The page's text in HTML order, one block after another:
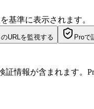
基準に表示されます。
のURLを監視する Proで
情報が含まれます。